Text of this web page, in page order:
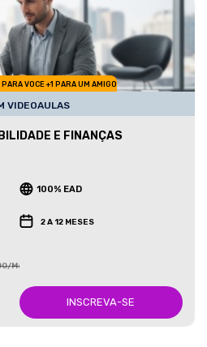
VOCE +1 PARA UM AMIGO
VIDEOAULAS
E FINANÇAS
100% EAD
2 A 12 MESES
Mês
INSCREVA-SE